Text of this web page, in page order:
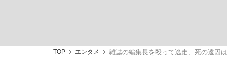
TOP エンタメ 雑誌の編集長を殴って逃走、死の遠因